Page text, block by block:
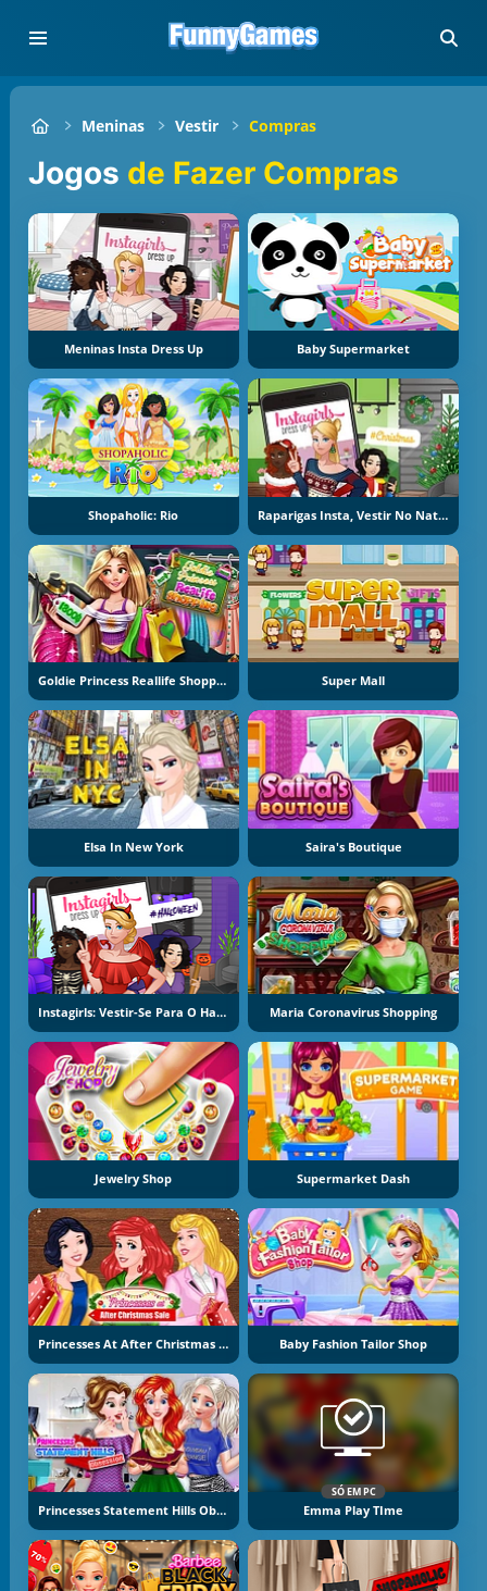
Meninas Vestir Compras
Jogos de Fazer Compras
Meninas Insta Dress Up Baby Supermarket
Shopaholic: Rio Raparigas Insta, Vestir No Natal
Goldie Princess Reallife Shopping Super Mall
Elsa In New York Saira's Boutique
Instagirls: Vestir-Se Para O Halloween Maria Coronavirus Shopping
Jewelry Shop Supermarket Dash
Princesses At After Christmas Sale Baby Fashion Tailor Shop
Princesses Statement Hills Obsession
SÓ EM PC
Emma Play TIme